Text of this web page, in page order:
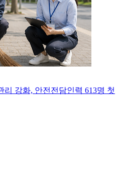
리 강화, 안전전담인력 613명 첫